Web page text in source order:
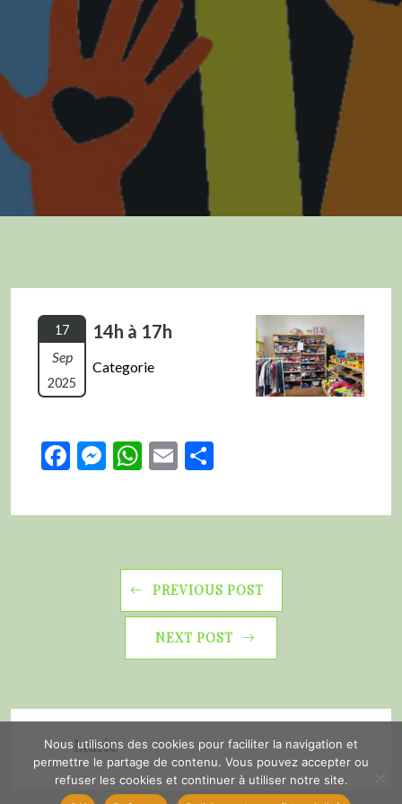
17
Sep
2025
14h à 17h
Categorie
Facebook
Messenger
WhatsApp
Email
PREVIOUS POST
NEXT POST
Marie
Nous utilisons des cookies pour faciliter la navigation et
permettre le partage de contenu. Vous pouvez accepter ou
refuser les cookies et continuer à utiliser notre site.